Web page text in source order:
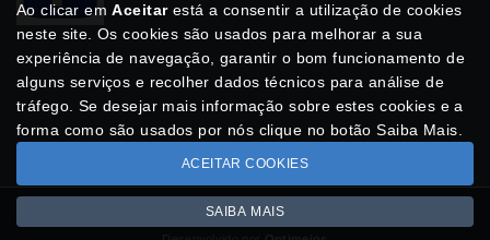
Copyright © EVENTHORIZON.pt 2026
Ao clicar emAceitarestá a consentir a utilização de cookies
neste site. Os cookies são usados para melhorar a sua
experiência de navegação, garantir o bom funcionamento de
alguns serviços e recolher dados técnicos para análise de
tráfego. Se desejar mais informação sobre estes cookies e a
forma como são usados por nós clique no botão Saiba Mais.
ACEITAR COOKIES
SAIBA MAIS